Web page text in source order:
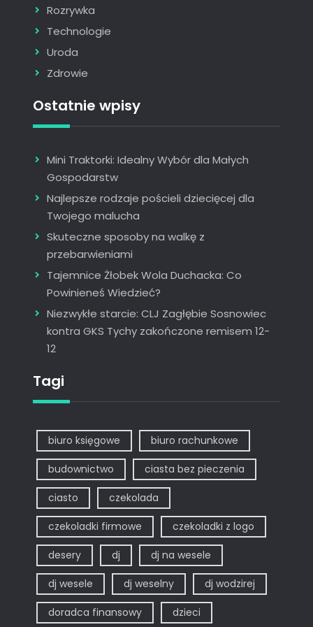
Rozrywka
Technologie
Uroda
Zdrowie
Ostatnie wpisy
Mini Traktorki: Idealny Wybór dla Małych
Gospodarstw
Najlepsze rodzaje pościeli dziecięcej dla
Twojego malucha
Skuteczne sposoby na walkę z
przebarwieniami
Tajemnice Żłobek Wola Duchacka: Co
Powinieneś Wiedzieć?
Niezwykłe starcie: CLJ Zagłębie Sosnowiec
kontra GKS Tychy zakończone remisem 12-
12
Tagi
biuro księgowe biuro rachunkowe
budownictwo ciasta bez pieczenia
ciasto czekolada
czekoladki firmowe czekoladki z logo
desery dj dj na wesele
dj wesele dj weselny dj wodzirej
doradca finansowy dzieci